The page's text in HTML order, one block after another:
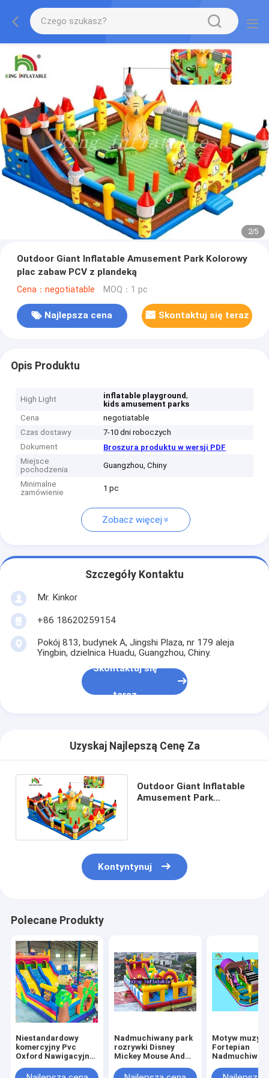
2/5
Outdoor Giant Inflatable Amusement Park Kolorowy
plac zabaw PCV z plandeką
Cena：negotiatable MOQ：1 pc
Najlepsza cena Skontaktuj się teraz
Opis Produktu
High Light inflatable playground,
kids amusement parks
Cena
negotiatable
Czas dostawy
7-10 dni roboczych
Dokument
Broszura produktu w wersji PDF
Miejsce
pochodzenia
Guangzhou, Chiny
Minimalne
zamówienie
1 pc
Zobacz więcej
Szczegóły Kontaktu
Mr. Kinkor
+86 18620259154
Pokój 813, budynek A, Jingshi Plaza, nr 179 aleja
Yingbin, dzielnica Huadu, Guangzhou, Chiny.
Skontaktuj się
teraz
Uzyskaj Najlepszą Cenę Za
Outdoor Giant Inflatable
Amusement Park
Kontyntynuj
Polecane Produkty
Niestandardowy
komercyjny Pvc
Oxford Nawigacyjny
Zamek dla placu
Nadmuchiwany park
rozrywki Disney
Mickey Mouse And
Motyw
Fortepian
komercyjny